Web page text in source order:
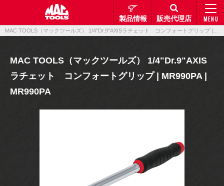
MENU
製品情報 販売代理店
MAC TOOLS（マックツールズ） 1/4"Dr.9"AXIS
ラチェット コンフォートグリップ | MR990PA |
MR990PA